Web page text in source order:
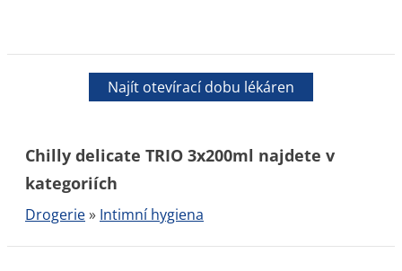
Najít otevírací dobu lékáren
Chilly delicate TRIO 3x200ml najdete v
kategoriích
Drogerie» Intimní hygiena